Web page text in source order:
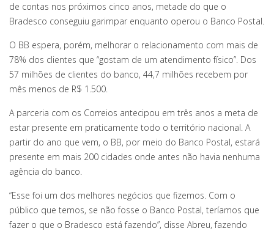
de contas nos próximos cinco anos, metade do que o
Bradesco conseguiu garimpar enquanto operou o Banco Postal.
O BB espera, porém, melhorar o relacionamento com mais de
78% dos clientes que “gostam de um atendimento físico”. Dos
57 milhões de clientes do banco, 44,7 milhões recebem por
mês menos de R$ 1.500.
A parceria com os Correios antecipou em três anos a meta de
estar presente em praticamente todo o território nacional. A
partir do ano que vem, o BB, por meio do Banco Postal, estará
presente em mais 200 cidades onde antes não havia nenhuma
agência do banco.
“Esse foi um dos melhores negócios que fizemos. Com o
público que temos, se não fosse o Banco Postal, teríamos que
fazer o que o Bradesco está fazendo”, disse Abreu, fazendo